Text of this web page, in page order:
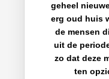
geheel
erg oud huis
de mensen
uit de
zo dat deze
ten